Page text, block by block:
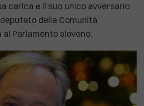
carica e il suo unico avversario
della Comunità
Parlamento sloveno.